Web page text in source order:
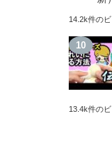
14.2k件の
13.4k件の